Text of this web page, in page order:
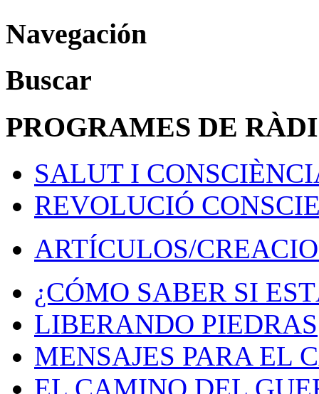
Navegación
Buscar
PROGRAMES DE
SALUT I
REVOLUCIÓ
ARTÍCULOS/
¿CÓMO SABER SI
LIBERANDO PIEDRAS
MENSAJES PARA EL
EL CAMINO DEL